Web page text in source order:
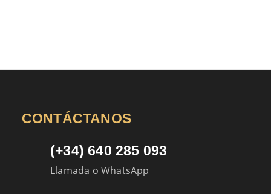
CONTÁCTANOS
(+34) 640 285 093
Llamada o WhatsApp